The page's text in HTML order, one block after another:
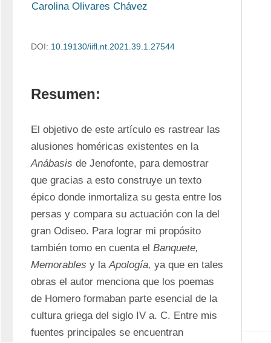
Carolina Olivares Chávez
DOI: 10.19130/iifl.nt.2021.39.1.27544
Resumen:
El objetivo de este artículo es rastrear las
alusiones homéricas existentes en la
Anábasis de Jenofonte, para demostrar
que gracias a esto construye un texto
épico donde inmortaliza su gesta entre los
persas y compara su actuación con la del
gran Odiseo. Para lograr mi propósito
también tomo en cuenta el Banquete,
Memorables y la Apología, ya que en tales
obras el autor menciona que los poemas
de Homero formaban parte esencial de la
cultura griega del siglo IV a. C. Entre mis
fuentes principales se encuentran